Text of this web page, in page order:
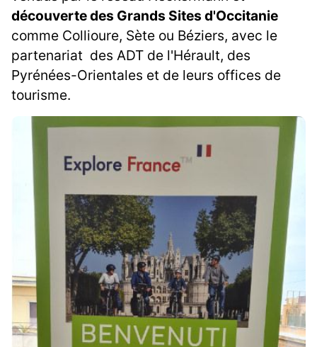
découverte des Grands Sites d'Occitanie
comme Collioure, Sète ou Béziers, avec le
partenariat des ADT de l'Hérault, des
Pyrénées-Orientales et de leurs offices de
tourisme.